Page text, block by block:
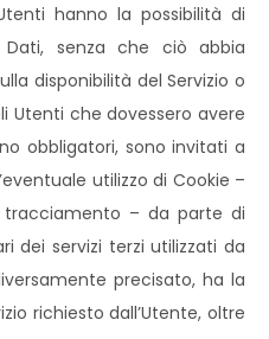
hanno la possibilità di
senza che ciò abbia
disponibilità del Servizio o
Utenti che dovessero avere
obbligatori, sono invitati a
utilizzo di Cookie –
– da parte di
dei servizi terzi utilizzati da
precisato, ha la
richiesto dall’Utente, oltre